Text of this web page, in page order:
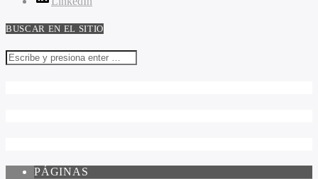
BUSCAR EN EL SITIO
PÁGINAS